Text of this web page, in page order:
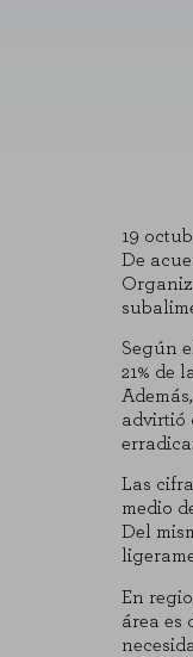
19
De
Según
21% de
advirtió
Las
medio
Del
En
área es